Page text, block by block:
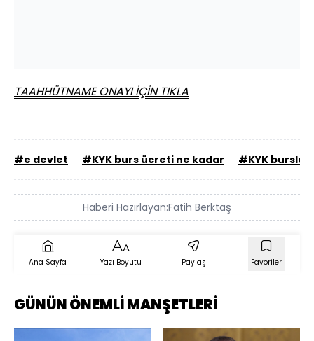
TAAHHÜTNAME ONAYI İÇİN TIKLA
#e devlet #KYK burs ücreti ne kadar #KYK
Haberi Hazırlayan:Fatih Berktaş
Ana Sayfa Yazı Boyutu Paylaş Favoriler
GÜNÜN ÖNEMLİ MANŞETLERİ